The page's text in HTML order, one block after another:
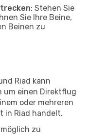
: Stehen Sie
Sie Ihre Beine,
Beinen zu
Riad kann
um einen Direktflug
oder mehreren
in Riad handelt.
zu